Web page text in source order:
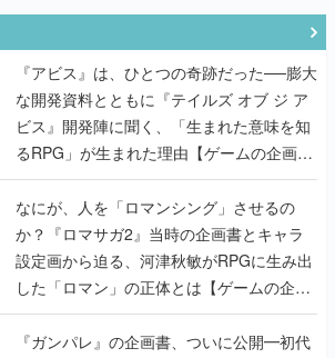
『アビス』は、ひとつの奇跡だった──膨大
な開発資料とともに『テイルズ オブ ジ ア
ビス』開発陣に聞く、「生まれた意味を知
るRPG」が生まれた理由【ゲームの企画
書】
なにが、人を「ロマンシング」させるの
か？『ロマサガ2』当時の企画書とキャラ
設定画から迫る、河津秋敏がRPGに生み出
した「ロマン」の正体とは【ゲームの企画
書】
『ガンパレ』の企画書、ついに公開━初代